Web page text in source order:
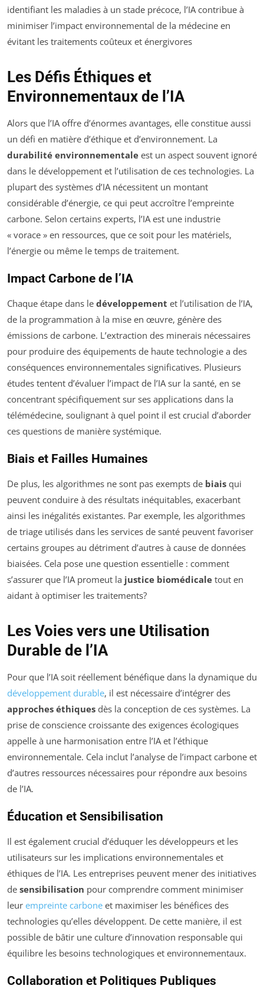
identifiant les maladies à un stade précoce, l’IA contribue à
minimiser l’impact environnemental de la médecine en
évitant les traitements coûteux et énergivores
Les Défis Éthiques et
Environnementaux de l’IA
Alors que l’IA offre d’énormes avantages, elle constitue aussi
un défi en matière d’éthique et d’environnement. La
durabilité environnementale est un aspect souvent ignoré
dans le développement et l’utilisation de ces technologies. La
plupart des systèmes d’IA nécessitent un montant
considérable d’énergie, ce qui peut accroître l’empreinte
carbone. Selon certains experts, l’IA est une industrie
« vorace » en ressources, que ce soit pour les matériels,
l’énergie ou même le temps de traitement.
Impact Carbone de l’IA
Chaque étape dans le développement et l’utilisation de l’IA,
de la programmation à la mise en œuvre, génère des
émissions de carbone. L’extraction des minerais nécessaires
pour produire des équipements de haute technologie a des
conséquences environnementales significatives. Plusieurs
études tentent d’évaluer l’impact de l’IA sur la santé, en se
concentrant spécifiquement sur ses applications dans la
télémédecine, soulignant à quel point il est crucial d’aborder
ces questions de manière systémique.
Biais et Failles Humaines
De plus, les algorithmes ne sont pas exempts de biais qui
peuvent conduire à des résultats inéquitables, exacerbant
ainsi les inégalités existantes. Par exemple, les algorithmes
de triage utilisés dans les services de santé peuvent favoriser
certains groupes au détriment d’autres à cause de données
biaisées. Cela pose une question essentielle : comment
s’assurer que l’IA promeut la justice biomédicale tout en
aidant à optimiser les traitements?
Les Voies vers une Utilisation
Durable de l’IA
Pour que l’IA soit réellement bénéfique dans la dynamique du
développement durable, il est nécessaire d’intégrer des
approches éthiques dès la conception de ces systèmes. La
prise de conscience croissante des exigences écologiques
appelle à une harmonisation entre l’IA et l’éthique
environnementale. Cela inclut l’analyse de l’impact carbone et
d’autres ressources nécessaires pour répondre aux besoins
de l’IA.
Éducation et Sensibilisation
Il est également crucial d’éduquer les développeurs et les
utilisateurs sur les implications environnementales et
éthiques de l’IA. Les entreprises peuvent mener des initiatives
de sensibilisation pour comprendre comment minimiser
leur empreinte carbone et maximiser les bénéfices des
technologies qu’elles développent. De cette manière, il est
possible de bâtir une culture d’innovation responsable qui
équilibre les besoins technologiques et environnementaux.
Collaboration et Politiques Publiques